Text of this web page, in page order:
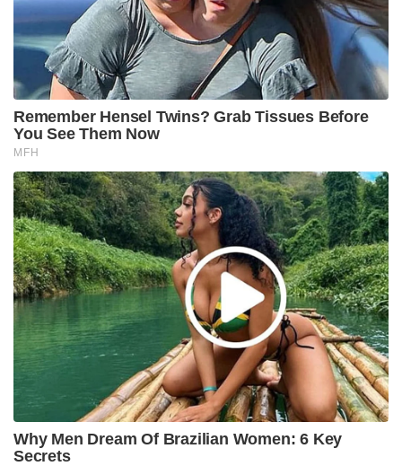
Remember Hensel Twins? Grab Tissues Before
You See Them Now
MFH
Why Men Dream Of Brazilian Women: 6 Key
Secrets